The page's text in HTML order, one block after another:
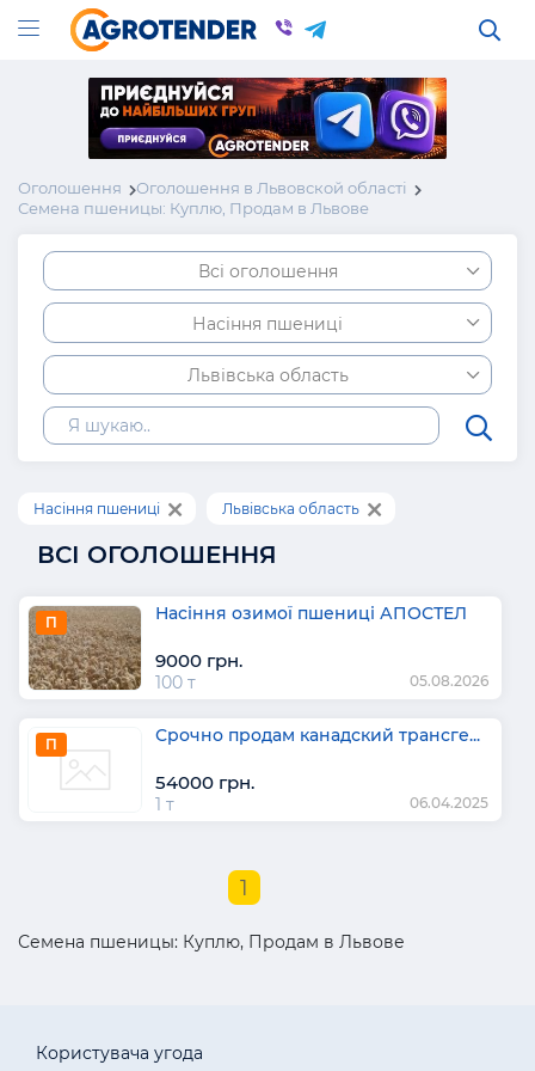
Оголошення
Оголошення в Львовской області
Семена пшеницы: Куплю, Продам в Львове
Всі оголошення
Насіння пшениці
Львівська область
Насіння пшениці Львівська область
ВСІ ОГОЛОШЕННЯ
П Насіння озимої пшениці АПОСТЕЛ
9000 грн.
100 т 05.08.2026
П Срочно продам канадский трансге...
54000 грн.
1 т 06.04.2025
1
Семена пшеницы: Куплю, Продам в Львове
Користувача угода